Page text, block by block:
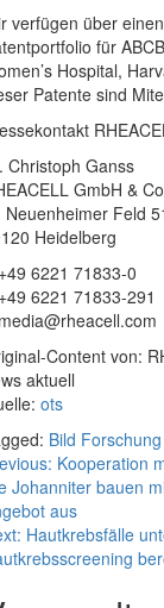
verfügen über
für
Hospital,
Patente sind
Christoph Ganss
GmbH &
Neuenheimer Feld
Heidelberg
6221 71833-0
6221 71833-291
Content von:
aktuell
ots
Bild Forschung
Kooperation
Johanniter bauen
aus
Hautkrebsfälle